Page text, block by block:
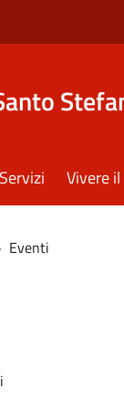
Servizi Vivere
Eventi